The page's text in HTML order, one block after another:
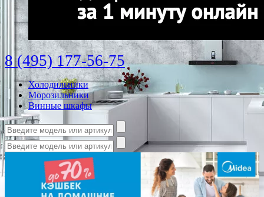
8 (495) 177-56-75
Холодильники
Морозильники
Винные шкафы